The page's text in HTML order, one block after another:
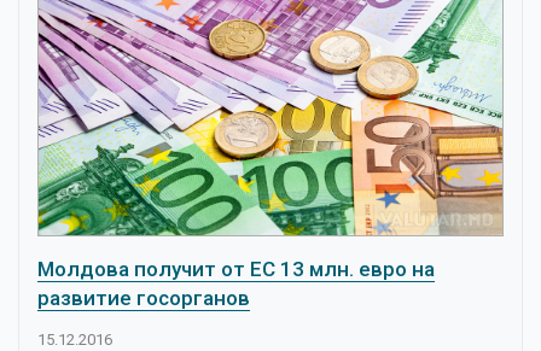
Молдова получит от ЕС 13 млн. евро на
развитие госорганов
15.12.2016